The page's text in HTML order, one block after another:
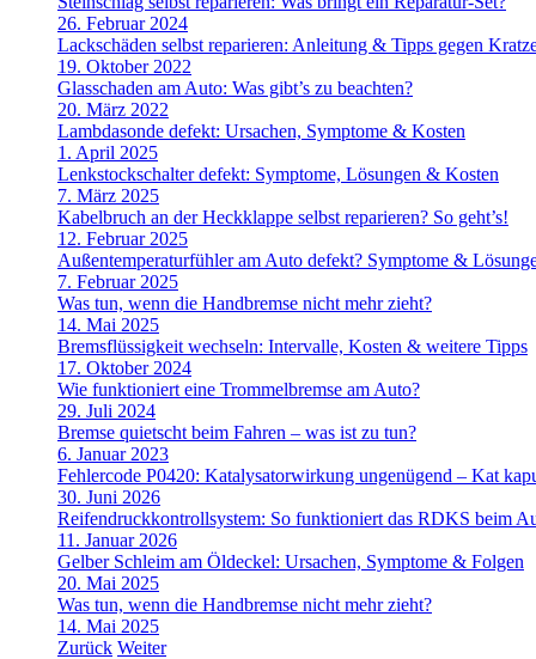
26. Februar 2024
Lackschäden selbst reparieren: Anleitung & Tipps gegen
19. Oktober 2022
Glasschaden am Auto: Was gibt’s zu beachten?
20. März 2022
Lambdasonde defekt: Ursachen, Symptome & Kosten
1. April 2025
Lenkstockschalter defekt: Symptome, Lösungen & Kosten
7. März 2025
Kabelbruch an der Heckklappe selbst reparieren? So geht’s!
12. Februar 2025
Außentemperaturfühler am Auto defekt? Symptome &
7. Februar 2025
Was tun, wenn die Handbremse nicht mehr zieht?
14. Mai 2025
Bremsflüssigkeit wechseln: Intervalle, Kosten & weitere Tipps
17. Oktober 2024
Wie funktioniert eine Trommelbremse am Auto?
29. Juli 2024
Bremse quietscht beim Fahren – was ist zu tun?
6. Januar 2023
Fehlercode P0420: Katalysatorwirkung ungenügend – Kat
30. Juni 2026
Reifendruckkontrollsystem: So funktioniert das RDKS beim
11. Januar 2026
Gelber Schleim am Öldeckel: Ursachen, Symptome & Folgen
20. Mai 2025
Was tun, wenn die Handbremse nicht mehr zieht?
14. Mai 2025
Zurück Weiter